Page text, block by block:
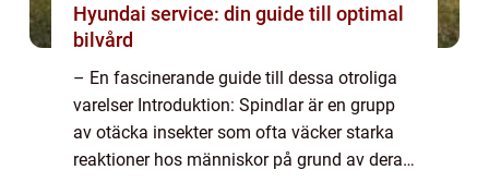
Hyundai service: din guide till optimal
bilvård
– En fascinerande guide till dessa otroliga
varelser Introduktion: Spindlar är en grupp
av otäcka insekter som ofta väcker starka
reaktioner hos människor på grund av deras